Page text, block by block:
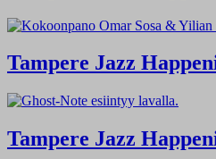
Tampere Jazz
Tampere Jazz